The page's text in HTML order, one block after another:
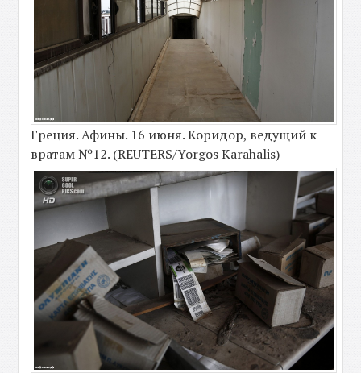
Греция. Афины. 16 июня. Коридор, ведущий к
вратам №12. (REUTERS/Yorgos Karahalis)